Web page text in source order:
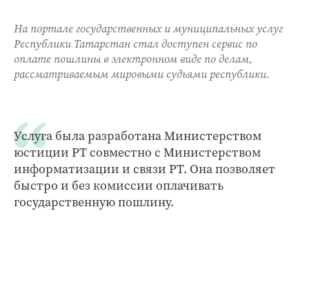
На портале государственных и муниципальных услуг
Республики Татарстан стал доступен сервис по
оплате пошлины в электронном виде по делам,
рассматриваемым мировыми судьями республики.
Услуга была разработана Министерством
юстиции РТ совместно с Министерством
информатизации и связи РТ. Она позволяет
быстро и без комиссии оплачивать
государственную пошлину.